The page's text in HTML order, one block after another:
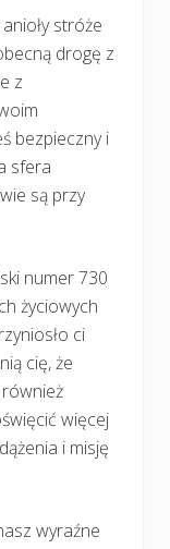
stróże
drogę z
z
bezpieczny i
sfera
są przy
numer 730
życiowych
ci
cię, że
więcej
i misję
wyraźne